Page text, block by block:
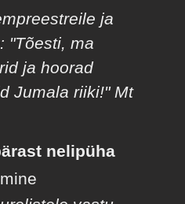
ja
"Tõesti, ma
ja hoorad
Jumala riiki!" Mt
nelipüha